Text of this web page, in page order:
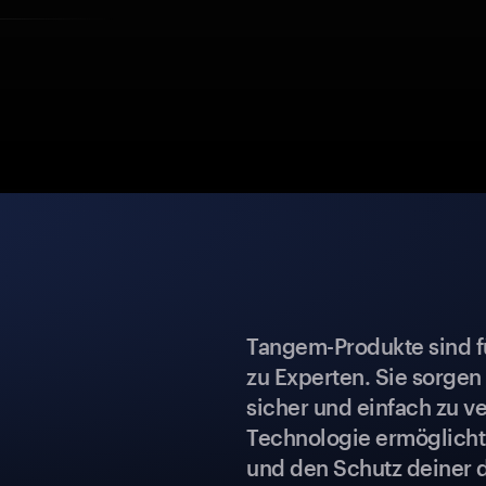
Tangem-Produkte sind
zu Experten. Sie
sicher und einfach zu
Technologie
und den Schutz deiner